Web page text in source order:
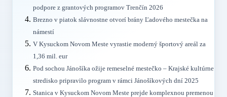
podpore z grantových programov Trenčín 2026
Brezno v piatok slávnostne otvorí brány Ľadového mestečka na
námestí
V Kysuckom Novom Meste vyrastie moderný športový areál za
1,36 mil. eur
Pod sochou Jánošíka ožije remeselné mestečko – Krajské kultúrne
stredisko pripravilo program v rámci Jánošíkových dní 2025
Stanica v Kysuckom Novom Meste prejde komplexnou premenou